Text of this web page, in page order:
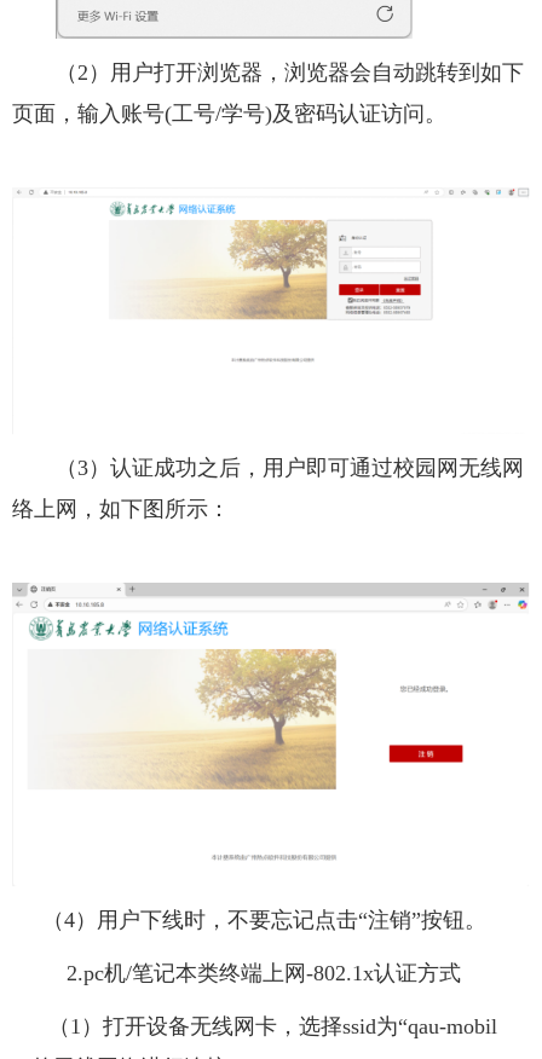
（2）用户打开浏览器，浏览器会自动跳转到如下
页面，输入账号(工号/学号)及密码认证访问。
（3）认证成功之后，用户即可通过校园网无线网
络上网，如下图所示：
（4）用户下线时，不要忘记点击“注销”按钮。
2.pc机/笔记本类终端上网-802.1x认证方式
（1）打开设备无线网卡，选择ssid为“qau-mobil